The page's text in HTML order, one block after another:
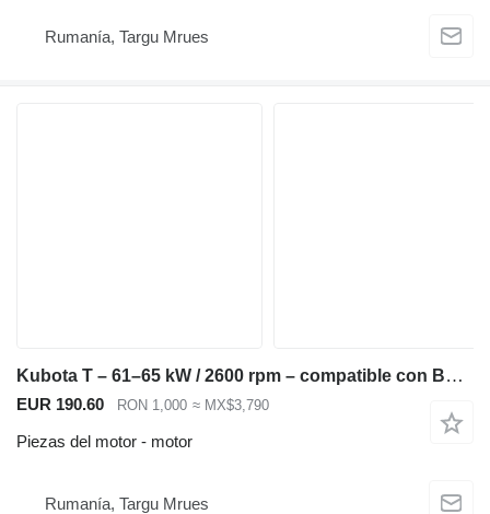
Rumanía, Targu Mrues
Kubota T – 61–65 kW / 2600 rpm – compatible con Bobcat S250, Kubota M6040, motor para Bobcat S220 S250 T250 minicargadora
EUR 190.60 RON 1,000 ≈ MX$3,790
Piezas del motor - motor
Rumanía, Targu Mrues